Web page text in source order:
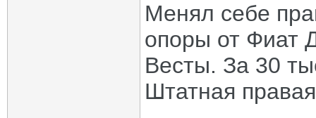
Менял себе
опоры от Фиат
Весты. За 30
Штатная